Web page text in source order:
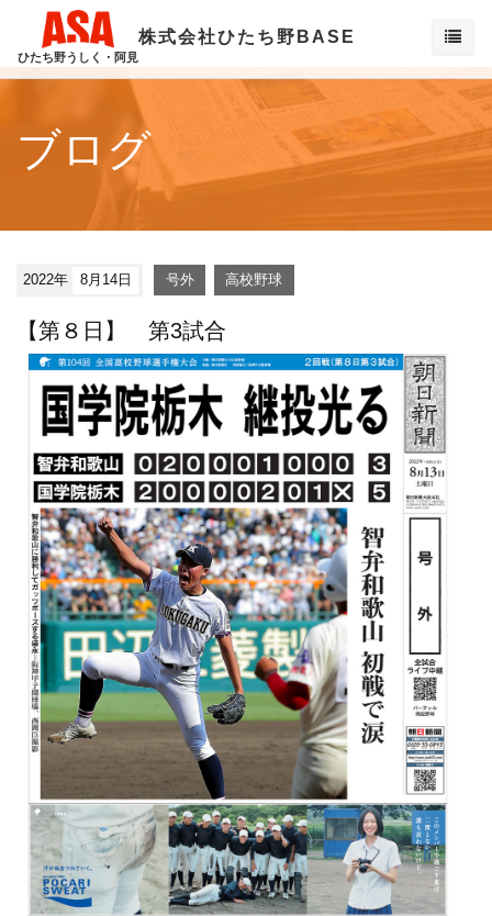
ひたち野うしく・阿見
株式会社ひたち野BASE
ブログ
2022年 8月14日 号外 高校野球
【第８日】 第3試合